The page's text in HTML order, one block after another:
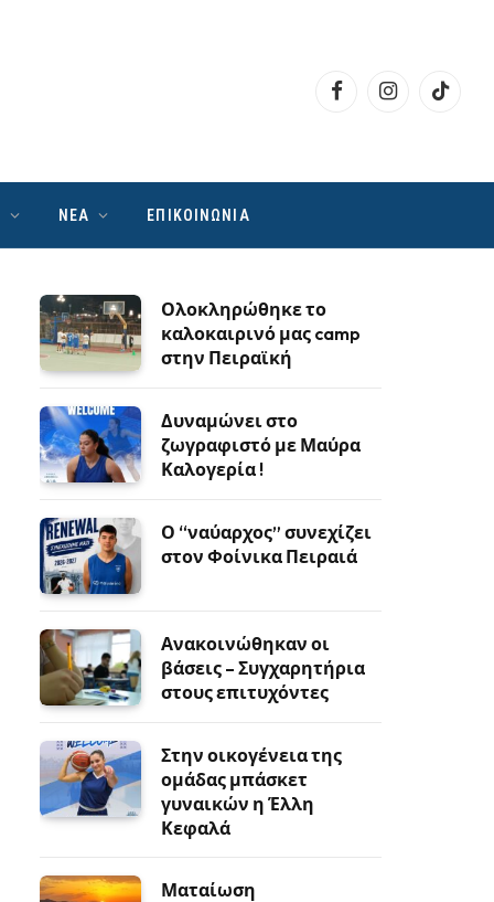
FacebookInstagramTikTok
ΝΕΑ ΕΠΙΚΟΙΝΩΝΙΑ
Ολοκληρώθηκε το
καλοκαιρινό μας camp
στην Πειραϊκή
Δυναμώνει στο
ζωγραφιστό με Μαύρα
Καλογερία !
Ο “ναύαρχος” συνεχίζει
στον Φοίνικα Πειραιά
Ανακοινώθηκαν οι
βάσεις – Συγχαρητήρια
στους επιτυχόντες
Στην οικογένεια της
ομάδας μπάσκετ
γυναικών η Έλλη
Κεφαλά
Ματαίωση